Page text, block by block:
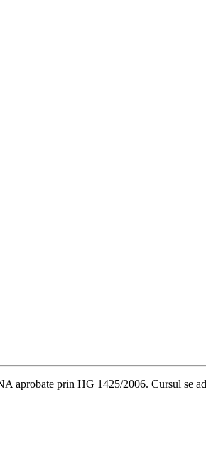
prin HG 1425/2006. Cursul se